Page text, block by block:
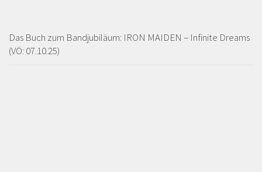
Das Buch zum Bandjubiläum: IRON MAIDEN – Infinite Dreams
(VÖ: 07.10.25)